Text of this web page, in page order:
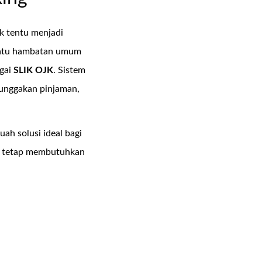
tentu menjadi
hambatan umum
SLIK OJK. Sistem
pinjaman,
solusi ideal bagi
membutuhkan